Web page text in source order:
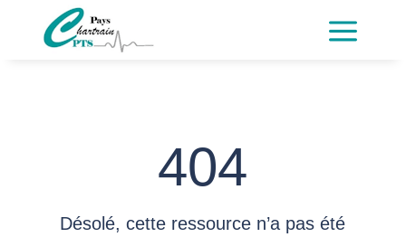
a
404
Désolé, cette ressource n’a pas été